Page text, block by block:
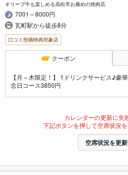
オリーブ牛も楽しめる高松市お薦めの焼肉店
7001～8000円
瓦町駅から徒歩8分
口コミ投稿特典対象店
クーポン
【月～木限定！】 1ドリンクサービス♪豪
念日コース3850円
カレンダーの更新に失
下記ボタンを押して空席状況を
空席状況を更